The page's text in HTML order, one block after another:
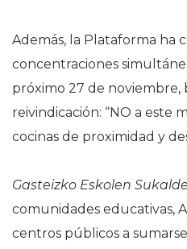
Además, la Plataforma ha
concentraciones
próximo 27 de noviembre,
reivindicación: “NO a este
cocinas de proximidad y
Gasteizko Eskolen
comunidades educativas,
centros públicos a